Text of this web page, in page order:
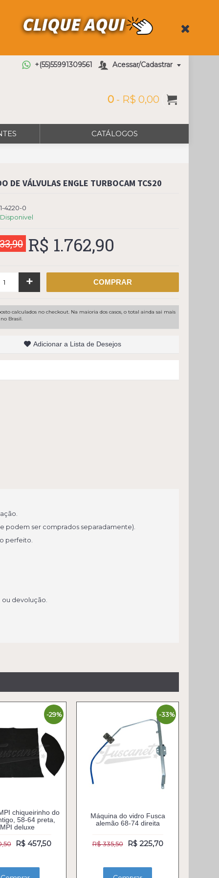
+(55)55991309561 Acessar/Cadastrar
0 - R$ 0,00
CATÁLOGOS
DE VÁLVULAS ENGLE TURBOCAM TCS20
4220-0
Disponivel
R$ 1.762,90
+ COMPRAR
calculados no checkout. Na maioria dos casos, o total ainda sai mais
Brasil.
Adicionar a Lista de Desejos
podem ser comprados separadamente).
perfeito.
devolução.
-29%
chiqueirinho do
58-64 preta,
deluxe
R$ 457,50
-33%
Máquina do vidro Fusca
alemão 68-74 direita
R$ 335,50 R$ 225,70